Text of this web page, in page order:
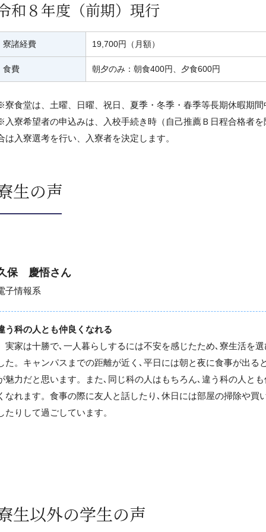
和８年度（前期）現行
寮諸経費 19,700円（月額）
食費 朝夕のみ：朝食400円、夕食600円
食堂は、土曜、日曜、祝日、夏季・冬季・春季等長期休暇期間
寮希望者の申込みは、入校手続き時（自己推薦Ｂ日程合格者
は入寮選考を行い、入寮者を決定します。
生の声
保 慶悟さん
子情報系
う科の人とも仲良くなれる
家は十勝で､一人暮らしするには不安を感じたため､寮生活を選
た。キャンパスまでの距離が近く､平日には朝と夜に食事が出る
魅力だと思います。また､同じ科の人はもちろん､違う科の人と
なれます。食事の際に友人と話したり､休日には部屋の掃除や買
たりして過ごしています。
生以外の学生の声